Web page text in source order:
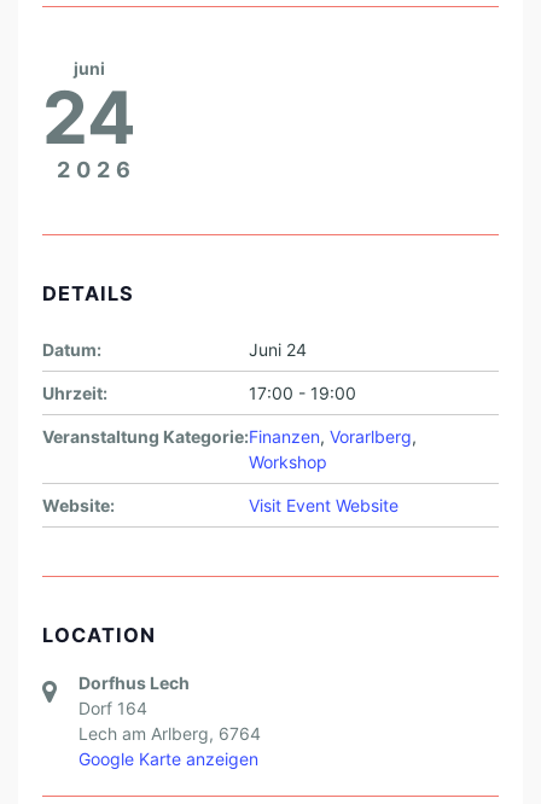
juni
24
2026
DETAILS
Datum: Juni 24
Uhrzeit: 17:00 - 19:00
Veranstaltung Kategorie:Finanzen, Vorarlberg,
Workshop
Website: Visit Event Website
LOCATION
Dorfhus Lech
Dorf 164
Lech am Arlberg, 6764
Google Karte anzeigen